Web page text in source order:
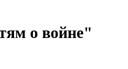
о войне"